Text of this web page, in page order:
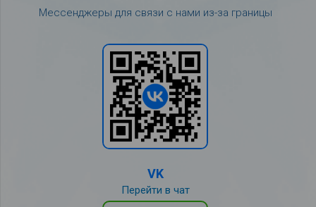
Мессенджеры для связи с нами из-за границы
VK
Перейти в чат